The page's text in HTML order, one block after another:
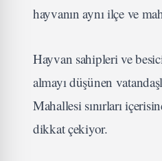
hayvanın aynı ilçe ve
Hayvan sahipleri ve
almayı düşünen
Mahallesi sınırları
dikkat çekiyor.